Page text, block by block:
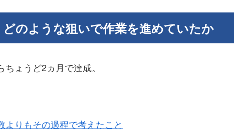
のような狙いで作業を進めていたか
ょうど2ヵ月で達成。
りもその過程で考えたこと